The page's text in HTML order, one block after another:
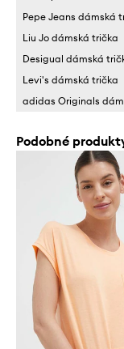
Pepe Jeans dámská
Liu Jo dámská trička
Desigual dámská
Levi's dámská trička
adidas Originals
Podobné